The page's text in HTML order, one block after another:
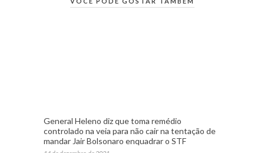
General Heleno diz que toma remédio
controlado na veia para não cair na tentação de
mandar Jair Bolsonaro enquadrar o STF